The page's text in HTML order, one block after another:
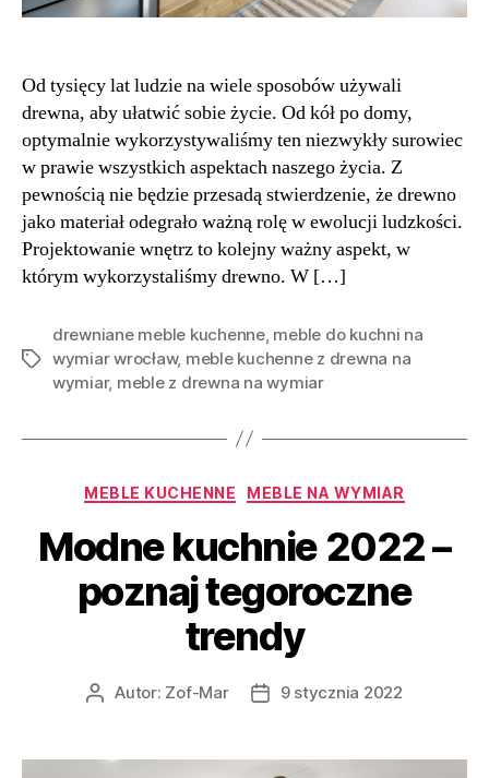
Od tysięcy lat ludzie na wiele sposobów używali
drewna, aby ułatwić sobie życie. Od kół po domy,
optymalnie wykorzystywaliśmy ten niezwykły surowiec
w prawie wszystkich aspektach naszego życia. Z
pewnością nie będzie przesadą stwierdzenie, że drewno
jako materiał odegrało ważną rolę w ewolucji ludzkości.
Projektowanie wnętrz to kolejny ważny aspekt, w
którym wykorzystaliśmy drewno. W […]
Tagi
drewniane meble kuchenne, meble do kuchni na
wymiar wrocław, meble kuchenne z drewna na
wymiar, meble z drewna na wymiar
Kategorie
MEBLE KUCHENNE MEBLE NA WYMIAR
Modne kuchnie 2022 –
poznaj tegoroczne
trendy
AutorAutor: Zof-Mar
Data9 stycznia 2022